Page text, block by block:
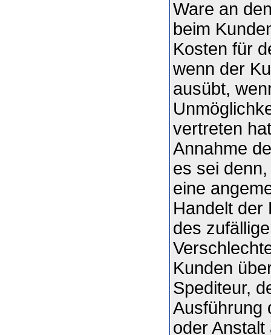
Ware an
beim
Kosten für
wenn der
ausübt,
vertreten
Annahme
es sei
eine
Handelt der
des
Kunden
Spediteur,
Ausführung
oder